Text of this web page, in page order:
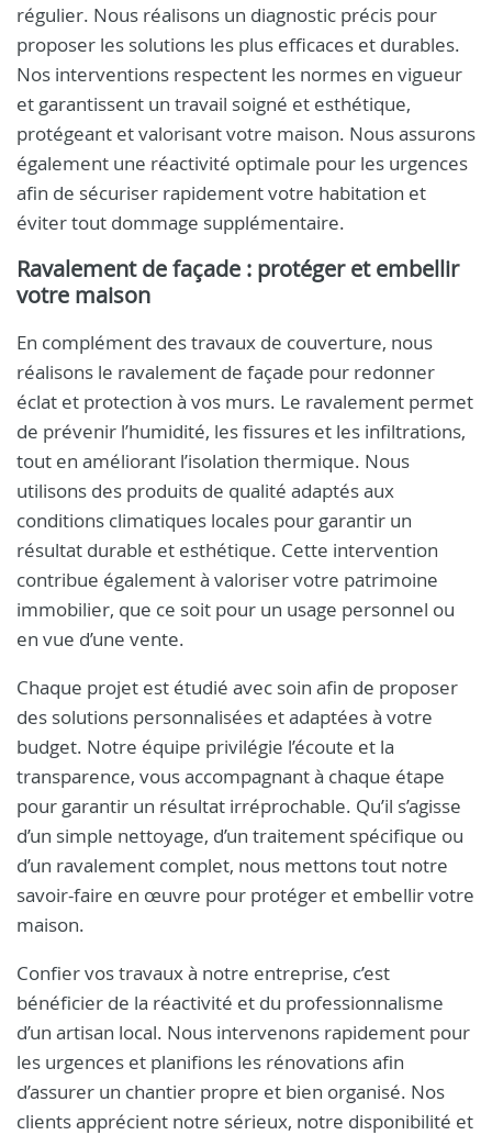
régulier. Nous réalisons un diagnostic précis pour
proposer les solutions les plus efficaces et durables.
Nos interventions respectent les normes en vigueur
et garantissent un travail soigné et esthétique,
protégeant et valorisant votre maison. Nous assurons
également une réactivité optimale pour les urgences
afin de sécuriser rapidement votre habitation et
éviter tout dommage supplémentaire.
Ravalement de façade : protéger et embellir
votre maison
En complément des travaux de couverture, nous
réalisons le ravalement de façade pour redonner
éclat et protection à vos murs. Le ravalement permet
de prévenir l’humidité, les fissures et les infiltrations,
tout en améliorant l’isolation thermique. Nous
utilisons des produits de qualité adaptés aux
conditions climatiques locales pour garantir un
résultat durable et esthétique. Cette intervention
contribue également à valoriser votre patrimoine
immobilier, que ce soit pour un usage personnel ou
en vue d’une vente.
Chaque projet est étudié avec soin afin de proposer
des solutions personnalisées et adaptées à votre
budget. Notre équipe privilégie l’écoute et la
transparence, vous accompagnant à chaque étape
pour garantir un résultat irréprochable. Qu’il s’agisse
d’un simple nettoyage, d’un traitement spécifique ou
d’un ravalement complet, nous mettons tout notre
savoir-faire en œuvre pour protéger et embellir votre
maison.
Confier vos travaux à notre entreprise, c’est
bénéficier de la réactivité et du professionnalisme
d’un artisan local. Nous intervenons rapidement pour
les urgences et planifions les rénovations afin
d’assurer un chantier propre et bien organisé. Nos
clients apprécient notre sérieux, notre disponibilité et